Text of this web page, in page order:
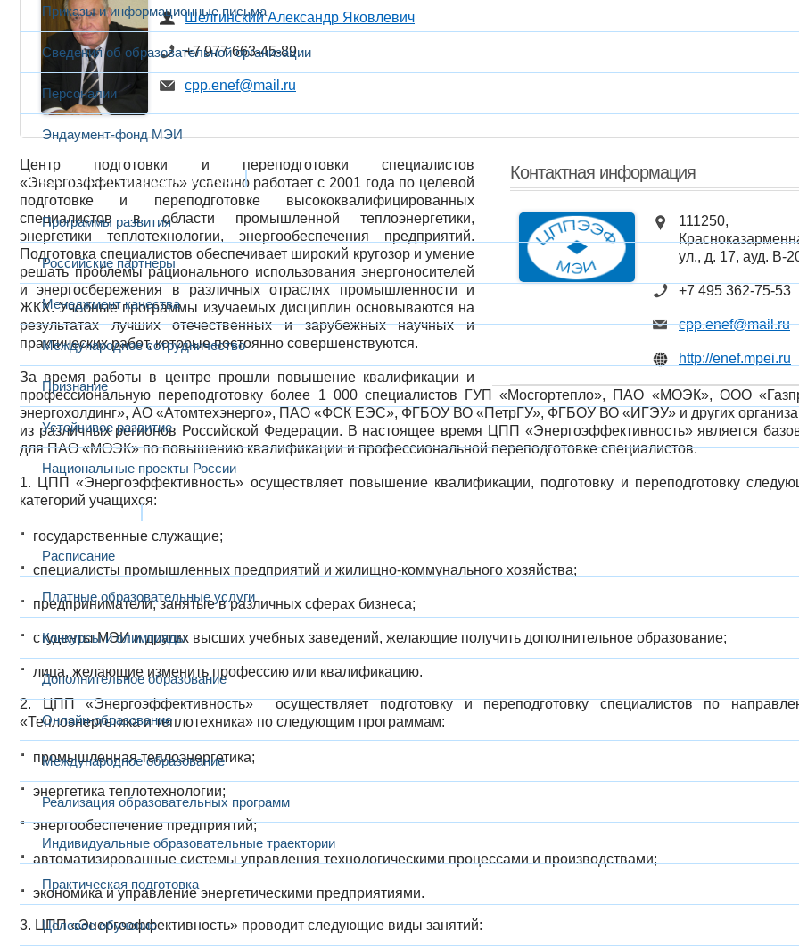
Приказы и информационные письма
Сведения об образовательной организации
Персоналии
Эндаумент-фонд МЭИ
Развитие и сотрудничество
Программы развития
Российские партнеры
Менеджмент качества
Международное сотрудничество
Признание
Устойчивое развитие
Национальные проекты России
Образование
Расписание
Платные образовательные услуги
Конкурсы и олимпиады
Дополнительное образование
Онлайн-образование
Международное образование
Реализация образовательных программ
Индивидуальные образовательные траектории
Практическая подготовка
Целевое обучение
Шелгинский Александр Яковлевич
+7 977 663-45-89
cpp.enef@mail.ru
Контактная информация
111250,
ул., д. 17, ауд. В-
+7 495 362-75-53
cpp.enef@mail.ru
http://enef.mpei.ru
Центр подготовки и переподготовки специалистов
«Энергоэффективность» успешно работает с 2001 года по целевой
подготовке и переподготовке высококвалифицированных
специалистов в области промышленной теплоэнергетики,
энергетики теплотехнологии, энергообеспечения предприятий.
Подготовка специалистов обеспечивает широкий кругозор и умение
решать проблемы рационального использования энергоносителей
и энергосбережения в различных отраслях промышленности и
ЖКХ. Учебные программы изучаемых дисциплин основываются на
результатах лучших отечественных и зарубежных научных и
практических работ, которые постоянно совершенствуются.
За время работы в центре прошли повышение квалификации и
профессиональную переподготовку более 1 000 специалистов ГУП «Мосгортепло», ПАО «МОЭК», ООО
энергохолдинг», АО «Атомтехэнерго», ПАО «ФСК ЕЭС», ФГБОУ ВО «ПетрГУ», ФГБОУ ВО «ИГЭУ» и других
из различных регионов Российской Федерации. В настоящее время ЦПП «Энергоэффективность» является
для ПАО «МОЭК» по повышению квалификации и профессиональной переподготовке специалистов.
1. ЦПП «Энергоэффективность» осуществляет повышение квалификации, подготовку и переподготовку
категорий учащихся:
государственные служащие;
специалисты промышленных предприятий и жилищно-коммунального хозяйства;
предприниматели, занятые в различных сферах бизнеса;
студенты МЭИ и других высших учебных заведений, желающие получить дополнительное образование;
лица, желающие изменить профессию или квалификацию.
2. ЦПП «Энергоэффективность» осуществляет подготовку и переподготовку специалистов по
«Теплоэнергетика и теплотехника» по следующим программам:
промышленная теплоэнергетика;
энергетика теплотехнологии;
энергообеспечение предприятий;
автоматизированные системы управления технологическими процессами и производствами;
экономика и управление энергетическими предприятиями.
3. ЦПП «Энергоэффективность» проводит следующие виды занятий: